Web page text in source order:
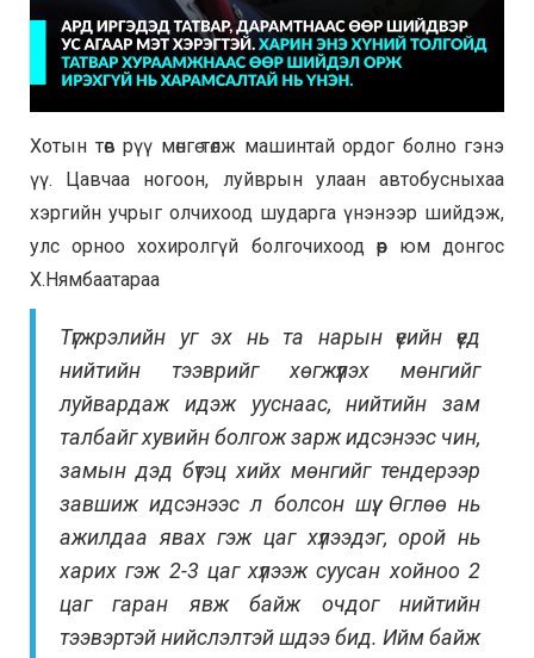
Хотын төв рүү мөнгө төлж машинтай ордог болно гэнэ
үү. Цавчаа ногоон, луйврын улаан автобусныхаа
хэргийн учрыг олчихоод шударга үнэнээр шийдэж,
улс орноо хохиролгүй болгочихоод өөр юм донгос
Х.Нямбаатараа
Түгжрэлийн уг эх нь та нарын үеийн үед
нийтийн тээврийг хөгжүүлэх мөнгийг
луйвардаж идэж ууснаас, нийтийн зам
талбайг хувийн болгож зарж идсэнээс чин,
замын дэд бүтэц хийх мөнгийг тендерээр
завшиж идсэнээс л болсон шүү. Өглөө нь
ажилдаа явах гэж цаг хүлээдэг, орой нь
харих гэж 2-3 цаг хүлээж суусан хойноо 2
цаг гаран явж байж очдог нийтийн
тээвэртэй нийслэлтэй шдээ бид. Ийм байж